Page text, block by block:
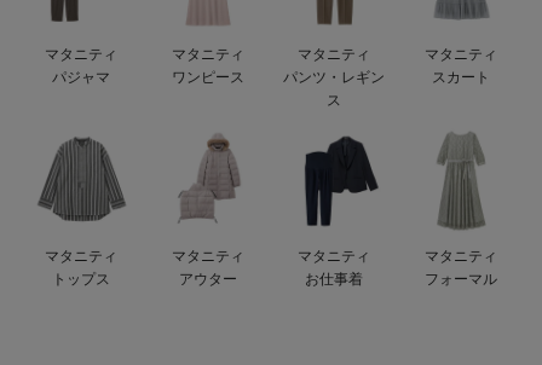
新生児スリーパー・ベビーパジャマ
ベビーシューズ・ファーストシューズ・ベビー靴下
ベビー 小物
赤ちゃん お風呂・ベビースキンケア
おむつ関連グッズ
快適機能ウェア特集 ボトムス
快適機能ウェア特集 パジャマ
安心の日本製。先輩ママが買ってよかった！本当に必要な出産準備品
ハレの日に着るANGELIEBEのセレモニー
買って正解！高評価レビューアイテム
長く使えるアイテム
お部屋映えアイテム
マタニティ
パジャマ
マタニティ
ワンピース
マタニティ
パンツ・レギン
ス
マタニティ
スカート
マタニティ
トップス
マタニティ
アウター
マタニティ
お仕事着
マタニティ
フォーマル